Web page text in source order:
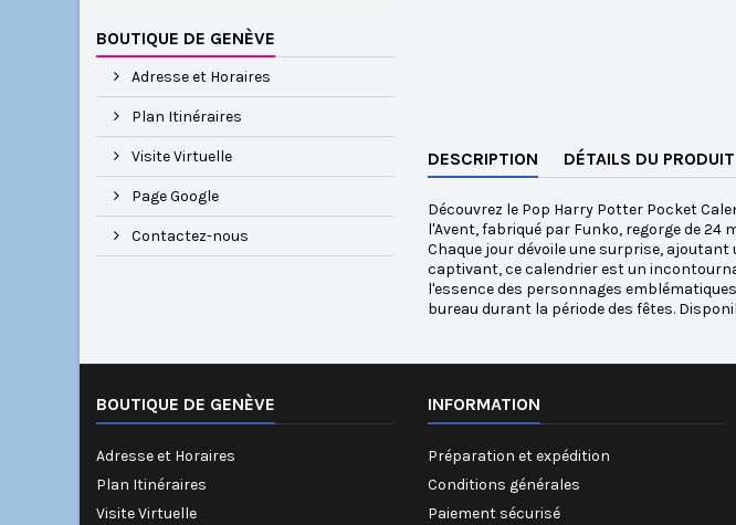
BOUTIQUE DE GENÈVE
Adresse et Horaires
Plan Itinéraires
Visite Virtuelle
Page Google
Contactez-nous
DESCRIPTION DÉTAILS DU PRODUIT
Découvrez le Pop Harry Potter Pocket
l'Avent, fabriqué par Funko, regorge de
Chaque jour dévoile une surprise,
captivant, ce calendrier est un
l'essence des personnages
bureau durant la période des fêtes.
BOUTIQUE DE GENÈVE
Adresse et Horaires
Plan Itinéraires
Visite Virtuelle
INFORMATION
Préparation et expédition
Conditions générales
Paiement sécurisé